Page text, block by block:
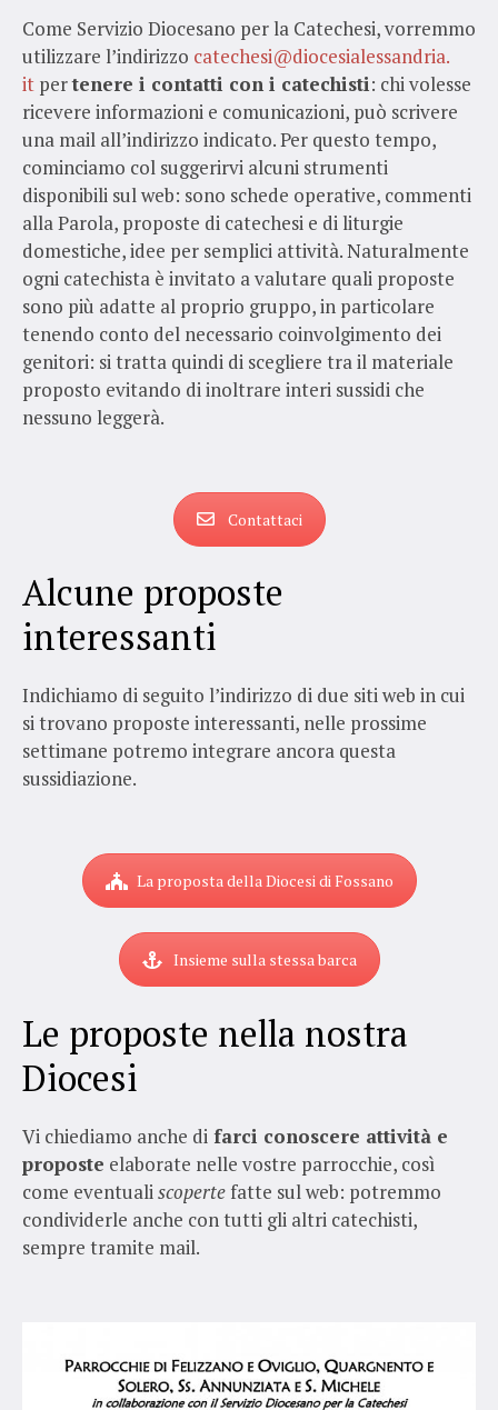
Come Servizio Diocesano per la Catechesi, vorremmo
utilizzare l’indirizzo catechesi@diocesialessandria.
it pertenere i contatti con i catechisti: chi volesse
ricevere informazioni e comunicazioni, può scrivere
una mail all’indirizzo indicato. Per questo tempo,
cominciamo col suggerirvi alcuni strumenti
disponibili sul web: sono schede operative, commenti
alla Parola, proposte di catechesi e di liturgie
domestiche, idee per semplici attività. Naturalmente
ogni catechista è invitato a valutare quali proposte
sono più adatte al proprio gruppo, in particolare
tenendo conto del necessario coinvolgimento dei
genitori: si tratta quindi di scegliere tra il materiale
proposto evitando di inoltrare interi sussidi che
nessuno leggerà.
Contattaci
Alcune proposte
interessanti
Indichiamo di seguito l’indirizzo di due siti web in cui
si trovano proposte interessanti, nelle prossime
settimane potremo integrare ancora questa
sussidiazione.
La proposta della Diocesi di Fossano
Insieme sulla stessa barca
Le proposte nella nostra
Diocesi
Vi chiediamo anche di farci conoscere attività e
proposte elaborate nelle vostre parrocchie, così
come eventualiscoperte fatte sul web: potremmo
condividerle anche con tutti gli altri catechisti,
sempre tramite mail.